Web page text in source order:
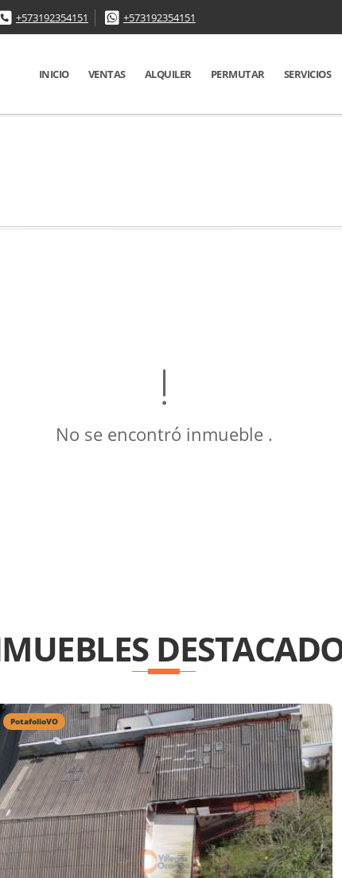
+573192354151 +573192354151
INICIO VENTAS ALQUILER PERMUTAR SERVICIOS
No se encontró inmueble .
PotafolioVO